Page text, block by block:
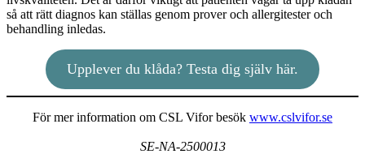
så att rätt diagnos kan ställas genom prover och allergitester och
behandling inledas.
Upplever du klåda? Testa dig själv här.
För mer information om CSL Vifor besök www.cslvifor.se
SE-NA-2500013